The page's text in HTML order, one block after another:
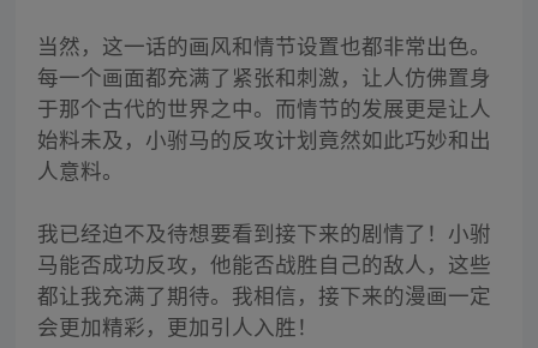
当然，这一话的画风和情节设置也都非常出色。
每一个画面都充满了紧张和刺激，让人仿佛置身
于那个古代的世界之中。而情节的发展更是让人
始料未及，小驸马的反攻计划竟然如此巧妙和出
人意料。
我已经迫不及待想要看到接下来的剧情了！小驸
马能否成功反攻，他能否战胜自己的敌人，这些
都让我充满了期待。我相信，接下来的漫画一定
会更加精彩，更加引人入胜！